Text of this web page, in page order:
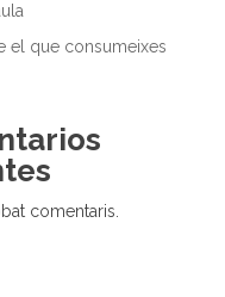
el que consumeixes
comentaris.